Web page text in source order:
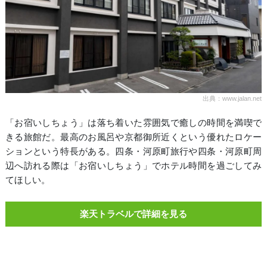
出典：www.jalan.net
「お宿いしちょう」は落ち着いた雰囲気で癒しの時間を満喫で
きる旅館だ。最高のお風呂や京都御所近くという優れたロケー
ションという特長がある。四条・河原町旅行や四条・河原町周
辺へ訪れる際は「お宿いしちょう」でホテル時間を過ごしてみ
てほしい。
楽天トラベルで詳細を見る